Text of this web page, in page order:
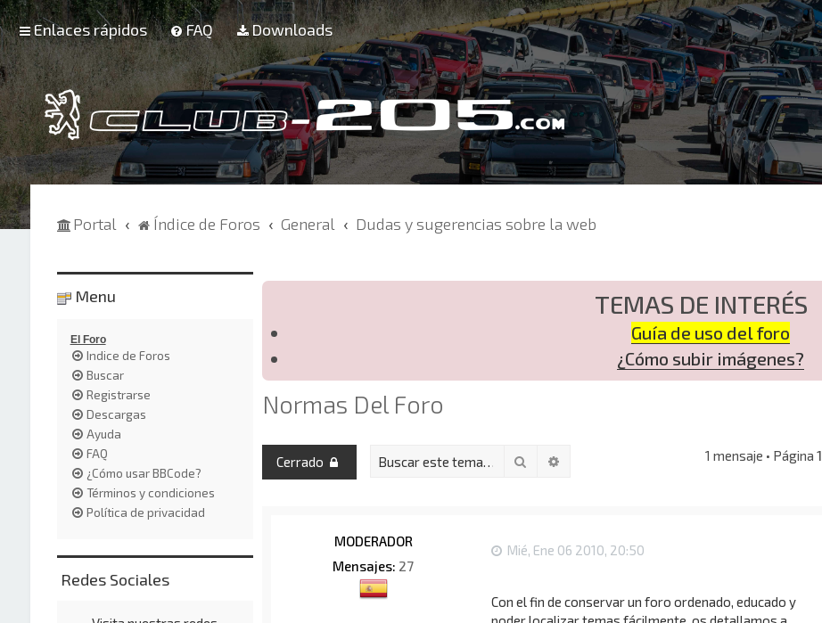
Enlaces rápidos FAQ Downloads
Portal Índice de Foros General Dudas y sugerencias sobre la web
TEMAS DE INTERÉS
Guía de uso del foro
¿Cómo subir imágenes?
Normas Del Foro
Cerrado Buscar 1 mensaje • Página1
MODERADOR
Mensajes: 27
Mié, Ene 06 2010, 20:50
Con el fin de conservar un foro ordenado, educado y
Menu
El Foro
Indice de Foros
Buscar
Registrarse
Descargas
Ayuda
FAQ
¿Cómo usar BBCode?
Términos y condiciones
Política de privacidad
Redes Sociales